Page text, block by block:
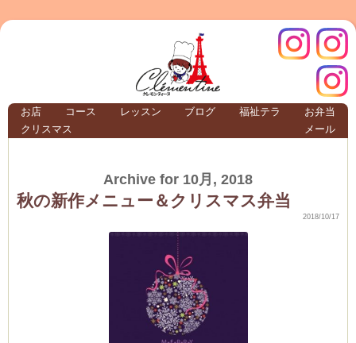
クレモンティーヌ –
お店 コース レッスン ブログ 福祉テラ
お弁当
クリスマス
メール
インス
クレモ
Archive for 10月, 2018
秋の新作メニュー＆クリスマス弁当
2018/10/17